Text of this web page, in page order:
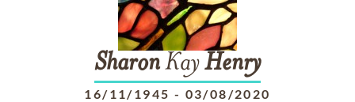
SharonKayHenry
16/11/1945 - 03/08/2020